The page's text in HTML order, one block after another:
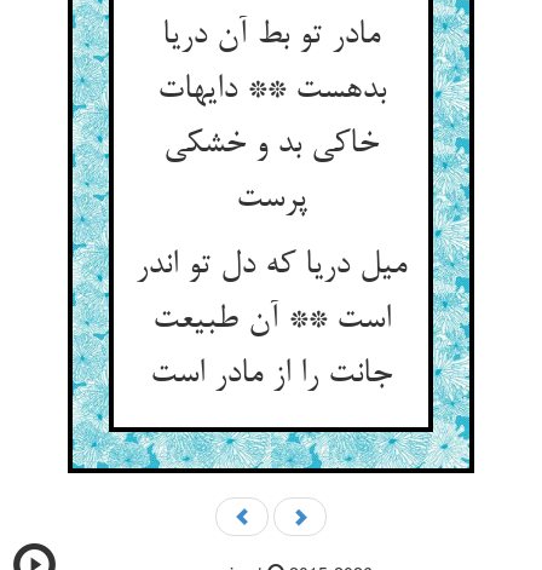
مادر تو بط آن دریا
بده‏ست ** دایه‏ات
خاکی بد و خشکی
پرست‏
میل دریا که دل تو اندر
است ** آن طبیعت
جانت را از مادر است‏